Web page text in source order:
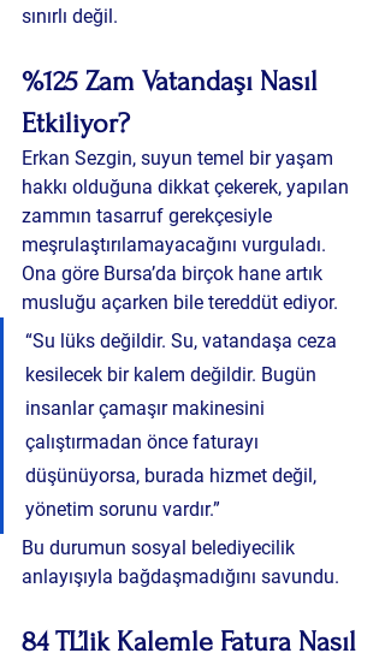
sınırlı değil.
%125 Zam Vatandaşı Nasıl
Etkiliyor?
Erkan Sezgin, suyun temel bir yaşam
hakkı olduğuna dikkat çekerek, yapılan
zammın tasarruf gerekçesiyle
meşrulaştırılamayacağını vurguladı.
Ona göre Bursa’da birçok hane artık
musluğu açarken bile tereddüt ediyor.
“Su lüks değildir. Su, vatandaşa ceza
kesilecek bir kalem değildir. Bugün
insanlar çamaşır makinesini
çalıştırmadan önce faturayı
düşünüyorsa, burada hizmet değil,
yönetim sorunu vardır.”
Bu durumun sosyal belediyecilik
anlayışıyla bağdaşmadığını savundu.
84 TL’lik Kalemle Fatura Nasıl